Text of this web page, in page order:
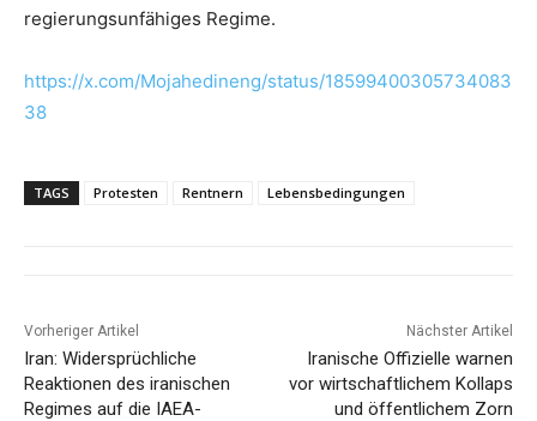
regierungsunfähiges Regime.
https://x.com/Mojahedineng/status/18599400305734083
38
TAGS Protesten Rentnern Lebensbedingungen
Vorheriger Artikel
Iran: Widersprüchliche
Reaktionen des iranischen
Regimes auf die IAEA-
Nächster Artikel
Iranische Offizielle warnen
vor wirtschaftlichem Kollaps
und öffentlichem Zorn